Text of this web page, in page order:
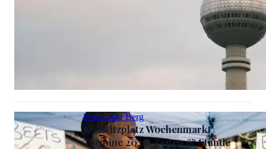
Prenzlauer Berg
Kollwitzplatz Wochenmarkt
Termine 2026: Zeiten & Stände